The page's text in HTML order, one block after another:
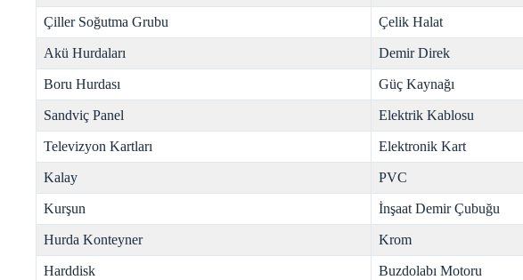
Çiller Soğutma Grubu Çelik Halat
Akü Hurdaları Demir Direk
Boru Hurdası Güç Kaynağı
Sandviç Panel Elektrik Kablosu
Televizyon Kartları Elektronik Kart
Kalay PVC
Kurşun İnşaat Demir Çubuğu
Hurda Konteyner Krom
Harddisk
Buzdolabı Motoru